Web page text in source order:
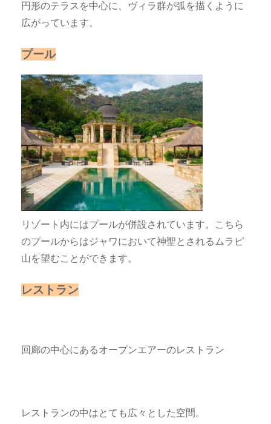
円形のテラスを中心に、ヴィラ群が弧を描くように
広がっています。
プール
リゾート内にはプールが併設されています。こちら
のプールからはジャワにおいて神聖とされるムラピ
山を望むことができます。
レストラン
回廊の中心にあるオープンエアーのレストラン
レストランの中はとても広々とした空間。